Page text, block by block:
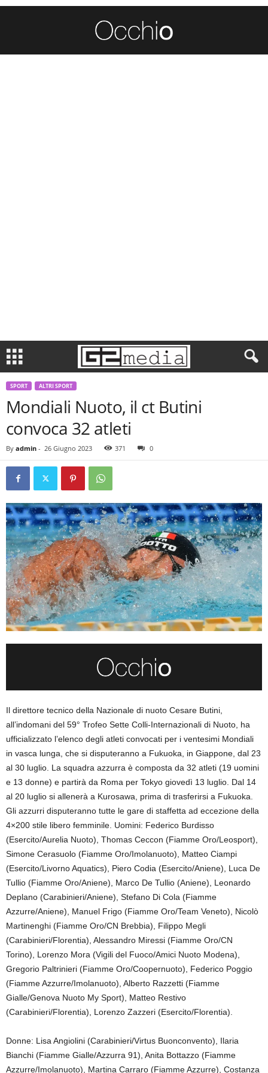
SPORT ALTRI SPORT
Mondiali Nuoto, il ct Butini
convoca 32 atleti
By admin - 26 Giugno 2023 371 0
Il direttore tecnico della Nazionale di nuoto Cesare Butini,
all’indomani del 59° Trofeo Sette Colli-Internazionali di Nuoto, ha
ufficializzato l’elenco degli atleti convocati per i ventesimi Mondiali
in vasca lunga, che si disputeranno a Fukuoka, in Giappone, dal 23
al 30 luglio. La squadra azzurra è composta da 32 atleti (19 uomini
e 13 donne) e partirà da Roma per Tokyo giovedì 13 luglio. Dal 14
al 20 luglio si allenerà a Kurosawa, prima di trasferirsi a Fukuoka.
Gli azzurri disputeranno tutte le gare di staffetta ad eccezione della
4×200 stile libero femminile. Uomini: Federico Burdisso
(Esercito/Aurelia Nuoto), Thomas Ceccon (Fiamme Oro/Leosport),
Simone Cerasuolo (Fiamme Oro/Imolanuoto), Matteo Ciampi
(Esercito/Livorno Aquatics), Piero Codia (Esercito/Aniene), Luca De
Tullio (Fiamme Oro/Aniene), Marco De Tullio (Aniene), Leonardo
Deplano (Carabinieri/Aniene), Stefano Di Cola (Fiamme
Azzurre/Aniene), Manuel Frigo (Fiamme Oro/Team Veneto), Nicolò
Martinenghi (Fiamme Oro/CN Brebbia), Filippo Megli
(Carabinieri/Florentia), Alessandro Miressi (Fiamme Oro/CN
Torino), Lorenzo Mora (Vigili del Fuoco/Amici Nuoto Modena),
Gregorio Paltrinieri (Fiamme Oro/Coopernuoto), Federico Poggio
(Fiamme Azzurre/Imolanuoto), Alberto Razzetti (Fiamme
Gialle/Genova Nuoto My Sport), Matteo Restivo
(Carabinieri/Florentia), Lorenzo Zazzeri (Esercito/Florentia).
Donne: Lisa Angiolini (Carabinieri/Virtus Buonconvento), Ilaria
Bianchi (Fiamme Gialle/Azzurra 91), Anita Bottazzo (Fiamme
Azzurre/Imolanuoto), Martina Carraro (Fiamme Azzurre), Costanza